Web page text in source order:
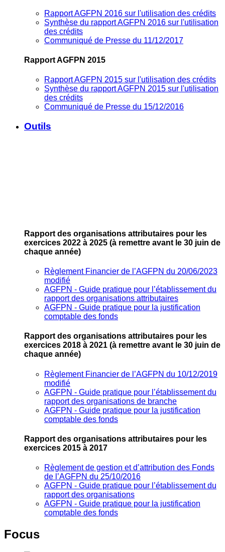
Rapport AGFPN 2016 sur l'utilisation des crédits
Synthèse du rapport AGFPN 2016 sur l'utilisation
des crédits
Communiqué de Presse du 11/12/2017
Rapport AGFPN 2015
Rapport AGFPN 2015 sur l'utilisation des crédits
Synthèse du rapport AGFPN 2015 sur l'utilisation
des crédits
Communiqué de Presse du 15/12/2016
Outils
Rapport des organisations attributaires pour les
exercices 2022 à 2025 (à remettre avant le 30 juin de
chaque année)
Règlement Financier de l’AGFPN du 20/06/2023
modifié
AGFPN ‐ Guide pratique pour l’établissement du
rapport des organisations attributaires
AGFPN ‐ Guide pratique pour la justification
comptable des fonds
Rapport des organisations attributaires pour les
exercices 2018 à 2021 (à remettre avant le 30 juin de
chaque année)
Règlement Financier de l’AGFPN du 10/12/2019
modifié
AGFPN ‐ Guide pratique pour l’établissement du
rapport des organisations de branche
AGFPN ‐ Guide pratique pour la justification
comptable des fonds
Rapport des organisations attributaires pour les
exercices 2015 à 2017
Règlement de gestion et d’attribution des Fonds
de l’AGFPN du 25/10/2016
AGFPN ‐ Guide pratique pour l’établissement du
rapport des organisations
AGFPN ‐ Guide pratique pour la justification
comptable des fonds
Focus